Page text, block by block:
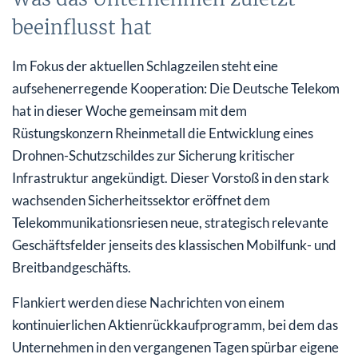
beeinflusst hat
Im Fokus der aktuellen Schlagzeilen steht eine
aufsehenerregende Kooperation: Die Deutsche Telekom
hat in dieser Woche gemeinsam mit dem
Rüstungskonzern Rheinmetall die Entwicklung eines
Drohnen-Schutzschildes zur Sicherung kritischer
Infrastruktur angekündigt. Dieser Vorstoß in den stark
wachsenden Sicherheitssektor eröffnet dem
Telekommunikationsriesen neue, strategisch relevante
Geschäftsfelder jenseits des klassischen Mobilfunk- und
Breitbandgeschäfts.
Flankiert werden diese Nachrichten von einem
kontinuierlichen Aktienrückkaufprogramm, bei dem das
Unternehmen in den vergangenen Tagen spürbar eigene